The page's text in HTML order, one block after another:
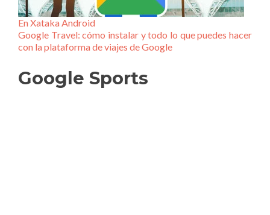
En Xataka Android
Google Travel: cómo instalar y todo lo que puedes hacer
con la plataforma de viajes de Google
Google Sports